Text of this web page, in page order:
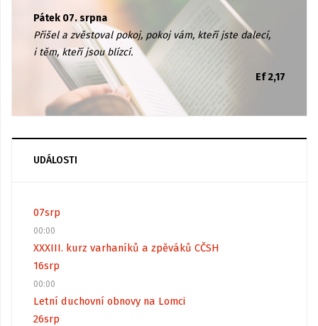
Pátek 07. srpna
Přišel a zvěstoval pokoj, pokoj vám, kteří jste dalecí,
i těm, kteří jsou blízcí.
Ef 2,17
UDÁLOSTI
07srp
00:00
XXXIII. kurz varhaníků a zpěváků CČSH
16srp
00:00
Letní duchovní obnovy na Lomci
26srp